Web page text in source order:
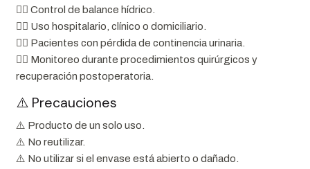
👨‍⚕️ Control de balance hídrico.
👨‍⚕️ Uso hospitalario, clínico o domiciliario.
👨‍⚕️ Pacientes con pérdida de continencia urinaria.
👨‍⚕️ Monitoreo durante procedimientos quirúrgicos y
recuperación postoperatoria.
⚠️ Precauciones
⚠️ Producto de un solo uso.
⚠️ No reutilizar.
⚠️ No utilizar si el envase está abierto o dañado.